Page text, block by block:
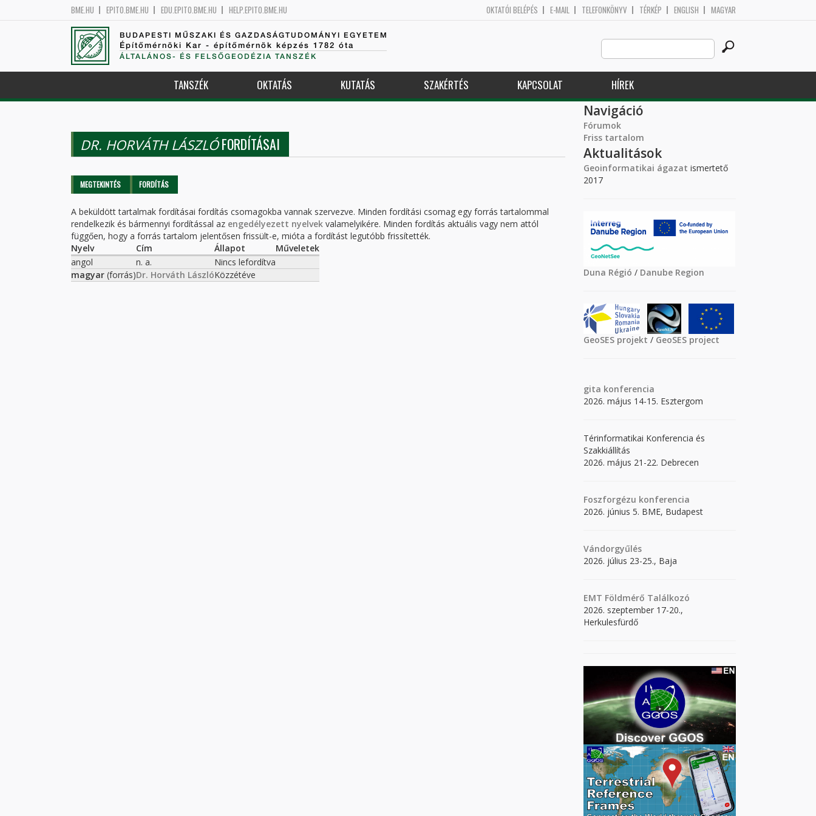
BME.HU EPITO.BME.HU EDU.EPITO.BME.HU HELP.EPITO.BME.HU OKTATÓI BELÉPÉS E-MAIL TELEFONKÖNYV TÉRKÉP ENGLISH MAGYAR
BUDAPESTI MŰSZAKI ÉS GAZDASÁGTUDOMÁNYI EGYETEM
Építőmérnöki Kar - építőmérnök képzés 1782 óta
ÁLTALÁNOS- ÉS FELSŐGEODÉZIA TANSZÉK
Search
this
site
TANSZÉK OKTATÁS KUTATÁS SZAKÉRTÉS KAPCSOLAT HÍREK
DR. HORVÁTH LÁSZLÓFORDÍTÁSAI
Elsődleges fülek
MEGTEKINTÉS FORDÍTÁS
A beküldött tartalmak fordításai fordítás csomagokba vannak szervezve. Minden fordítási csomag egy forrás tartalommal
rendelkezik és bármennyi fordítással az engedélyezett nyelvek valamelyikére. Minden fordítás aktuális vagy nem attól
függően, hogy a forrás tartalom jelentősen frissült-e, mióta a fordítást legutóbb frissítették.
Nyelv
Cím Állapot
Műveletek
angol
n. a.
Nincs lefordítva
magyar (forrás)Dr. Horváth LászlóKözzétéve
Navigáció
Fórumok
Friss tartalom
Aktualitások
Geoinformatikai ágazat ismertető
2017
Duna Régió / Danube Region
GeoSES projekt / GeoSES project
gita konferencia
2026. május 14-15. Esztergom
Térinformatikai Konferencia és
Szakkiállítás
2026. május 21-22. Debrecen
Foszforgézu konferencia
2026. június 5. BME, Budapest
Vándorgyűlés
2026. július 23-25., Baja
EMT Földmérő Találkozó
2026. szeptember 17-20.,
Herkulesfürdő